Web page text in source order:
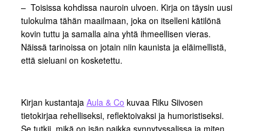
– Toisissa kohdissa nauroin ulvoen. Kirja on täysin uusi
tulokulma tähän maailmaan, joka on itselleni kätilönä
kovin tuttu ja samalla aina yhtä ihmeellisen vieras.
Näissä tarinoissa on jotain niin kaunista ja eläimellistä,
että sieluani on kosketettu.
Kirjan kustantaja Aula & Co kuvaa Riku Siivosen
tietokirjaa rehelliseksi, reflektoivaksi ja humoristiseksi.